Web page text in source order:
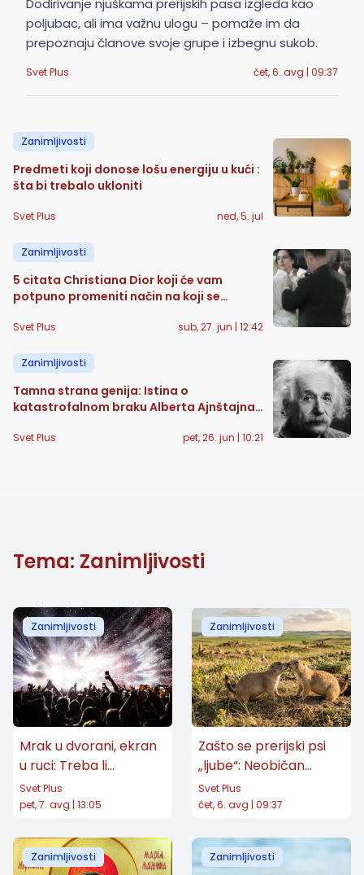
Dodirivanje njuškama prerijskih pasa izgleda kao
poljubac, ali ima važnu ulogu – pomaže im da
prepoznaju članove svoje grupe i izbegnu sukob.
Svet Plus čet, 6. avg | 09:37
Zanimljivosti
Predmeti koji donose lošu energiju u kući :
šta bi trebalo ukloniti
Svet Plus ned, 5. jul
Zanimljivosti
5 citata Christiana Dior koji će vam
potpuno promeniti način na koji se
Svet Plus sub, 27. jun | 12:42
Zanimljivosti
Tamna strana genija: Istina o
katastrofalnom braku Alberta Ajnštajna i
Svet Plus pet, 26. jun | 10:21
Tema: Zanimljivosti
Zanimljivosti
Mrak u dvorani, ekran
u ruci: Treba li
zabraniti telefone na
koncertima?
Svet Plus
pet, 7. avg | 13:05
Zanimljivosti
Zašto se prerijski psi
„ljube“: Neobičan
pozdrav otkriva ko
pripada porodici
Svet Plus
čet, 6. avg | 09:37
Zanimljivosti Zanimljivosti